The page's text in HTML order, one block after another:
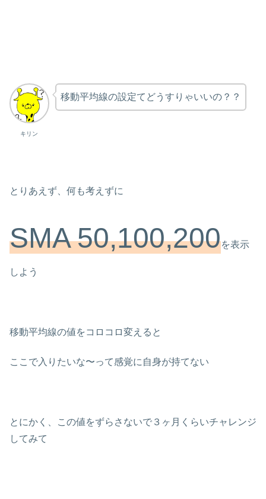
キリン
移動平均線の設定てどうすりゃいいの？？
とりあえず、何も考えずに
SMA 50,100,200を表示
しよう
移動平均線の値をコロコロ変えると
ここで入りたいな〜って感覚に自身が持てない
とにかく、この値をずらさないで３ヶ月くらいチャレンジ
してみて